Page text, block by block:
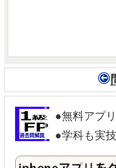
●無料アプ
●学科も実